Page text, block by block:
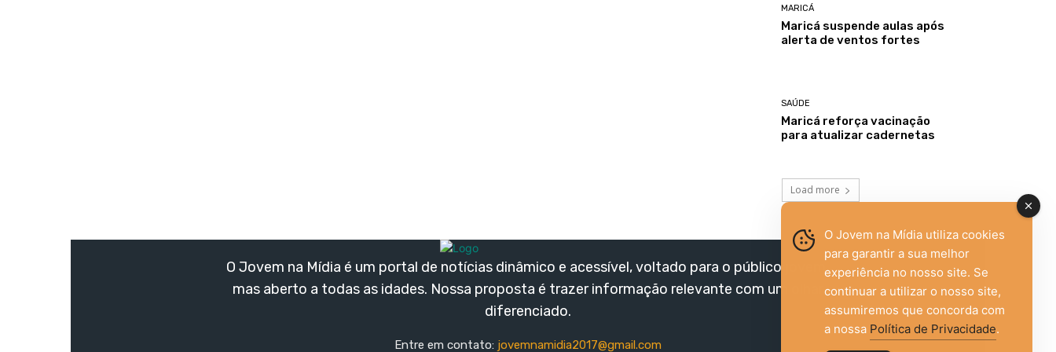
MARICÁ
Maricá suspende aulas após
alerta de ventos fortes
SAÚDE
Maricá reforça vacinação
para atualizar cadernetas
Load more
O Jovem na Mídia é um portal de notícias dinâmico e acessível, voltado para o público jovem,
mas aberto a todas as idades. Nossa proposta é trazer informação relevante com um olhar
diferenciado.
Entre em contato: jovemnamidia2017@gmail.com
O Jovem na Mídia utiliza cookies
para garantir a sua melhor
experiência no nosso site. Se
continuar a utilizar o nosso site,
assumiremos que concorda com
a nossa Política de Privacidade.